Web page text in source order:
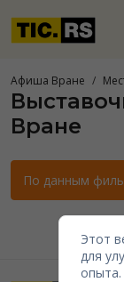
Афиша Вране
Вране
По данным
Этот
для
опыта.